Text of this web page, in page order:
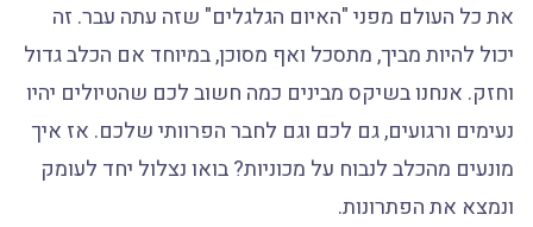
את כל העולם מפני "האיום הגלגלים" שזה עתה עבר. זה
יכול להיות מביך, מתסכל ואף מסוכן, במיוחד אם הכלב גדול
וחזק. אנחנו בשיקס מבינים כמה חשוב לכם שהטיולים יהיו
נעימים ורגועים, גם לכם וגם לחבר הפרוותי שלכם. אז איך
מונעים מהכלב לנבוח על מכוניות? בואו נצלול יחד לעומק
ונמצא את הפתרונות.